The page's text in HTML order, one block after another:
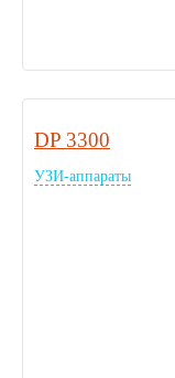
DP 3300
УЗИ-аппараты